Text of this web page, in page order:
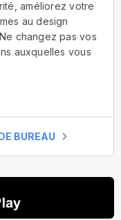
améliorez votre
au design
changez pas vos
auxquelles vous
BUREAU